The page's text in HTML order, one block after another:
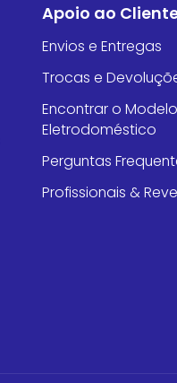
Apoio ao
Envios e Entregas
Trocas e
Encontrar o
Eletrodoméstico
Perguntas
Profissionais &